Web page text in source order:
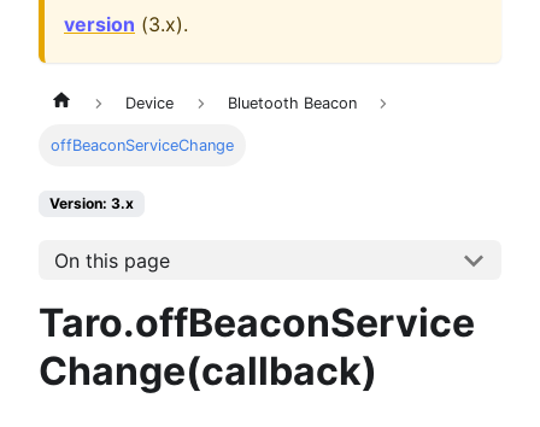
version (3.x).
Device Bluetooth Beacon
offBeaconServiceChange
Version: 3.x
On this page
Taro.offBeaconService
Change(callback)